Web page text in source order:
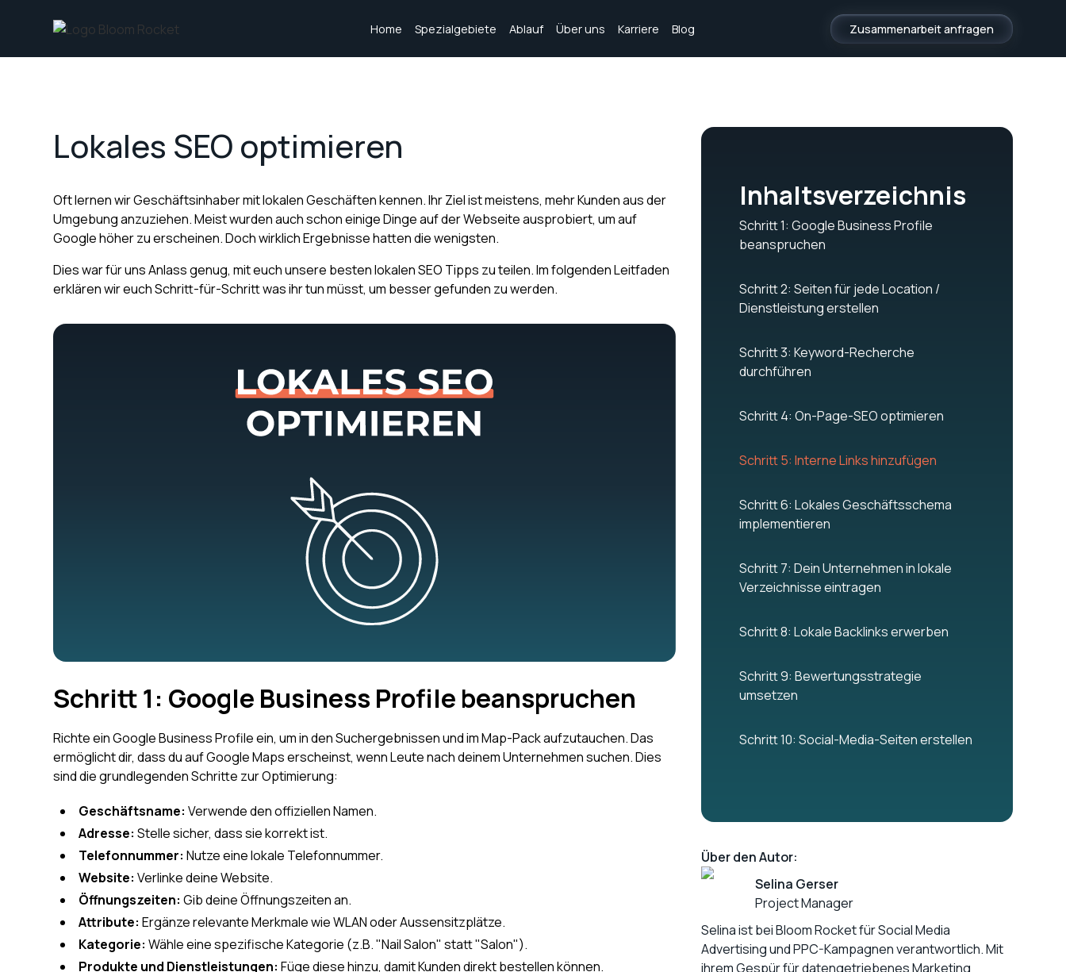
Home Spezialgebiete Ablauf Über uns Karriere Blog Zusammenarbeit anfragen
Lokales SEO optimieren
Oft lernen wir Geschäftsinhaber mit lokalen Geschäften kennen. Ihr Ziel ist meistens, mehr Kunden aus der
Umgebung anzuziehen. Meist wurden auch schon einige Dinge auf der Webseite ausprobiert, um auf
Google höher zu erscheinen. Doch wirklich Ergebnisse hatten die wenigsten.
Dies war für uns Anlass genug, mit euch unsere besten lokalen SEO Tipps zu teilen. Im folgenden Leitfaden
erklären wir euch Schritt-für-Schritt was ihr tun müsst, um besser gefunden zu werden.
Schritt 1: Google Business Profile beanspruchen
Richte ein Google Business Profile ein, um in den Suchergebnissen und im Map-Pack aufzutauchen. Das
ermöglicht dir, dass du auf Google Maps erscheinst, wenn Leute nach deinem Unternehmen suchen. Dies
sind die grundlegenden Schritte zur Optimierung:
Geschäftsname:Verwende den offiziellen Namen.
Adresse:Stelle sicher, dass sie korrekt ist.
Telefonnummer:Nutze eine lokale Telefonnummer.
Website:Verlinke deine Website.
Öffnungszeiten:Gib deine Öffnungszeiten an.
Attribute:Ergänze relevante Merkmale wie WLAN oder Aussensitzplätze.
Kategorie:Wähle eine spezifische Kategorie (z.B. "Nail Salon" statt "Salon").
Produkte und Dienstleistungen:Füge diese hinzu, damit Kunden direkt bestellen können.
Inhaltsverzeichnis
Schritt 1: Google Business Profile
beanspruchen
Schritt 2: Seiten für jede Location /
Dienstleistung erstellen
Schritt 3: Keyword-Recherche
durchführen
Schritt 4: On-Page-SEO optimieren
Schritt 5: Interne Links hinzufügen
Schritt 6: Lokales Geschäftsschema
implementieren
Schritt 7: Dein Unternehmen in lokale
Verzeichnisse eintragen
Schritt 8: Lokale Backlinks erwerben
Schritt 9: Bewertungsstrategie
umsetzen
Schritt 10: Social-Media-Seiten erstellen
Über den Autor:
Selina Gerser
Project Manager
Selina ist bei Bloom Rocket für Social Media
Advertising und PPC-Kampagnen verantwortlich. Mit
ihrem Gespür für datengetriebenes Marketing